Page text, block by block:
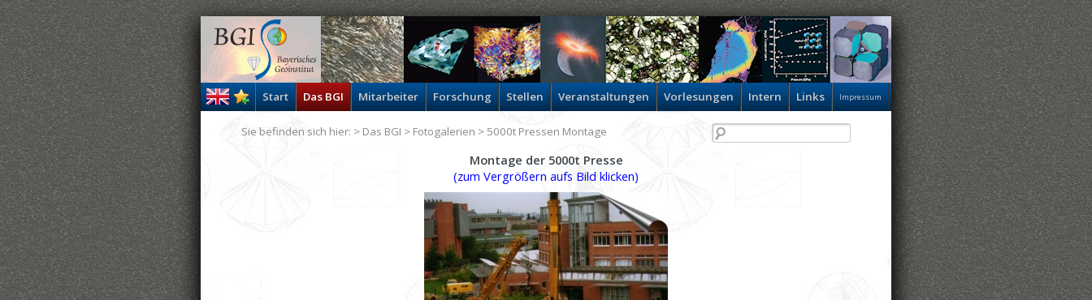
Start Das BGI Mitarbeiter Forschung Stellen Veranstaltungen Vorlesungen Intern Links Impressum
Montage der 5000t Presse
(zum Vergrößern aufs Bild klicken)
Sie befinden sich hier: > Das BGI > Fotogalerien > 5000t Pressen Montage